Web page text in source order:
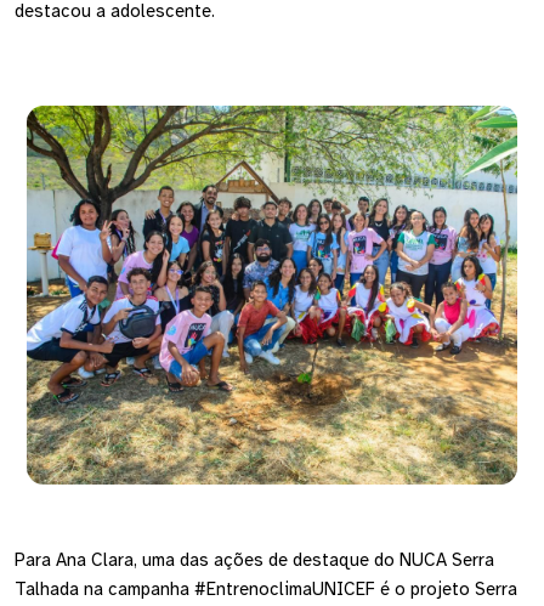
destacou a adolescente.
Para Ana Clara, uma das ações de destaque do NUCA Serra
Talhada na campanha #EntrenoclimaUNICEF é o projeto Serra